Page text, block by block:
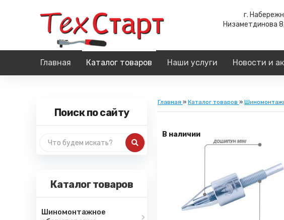
г.
Низаметдинова
Главная Каталог товаров Наши услуги Новости и
Поиск по сайту
Каталог товаров
Шиномонтажное
Главная » Каталог товаров »
В наличии